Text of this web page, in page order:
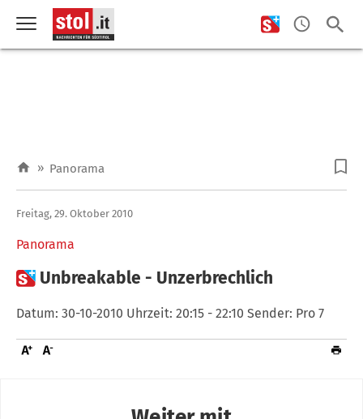
» Panorama
Panorama
Freitag, 29. Oktober 2010
 Unbreakable - Unzerbrechlich
Datum: 30-10-2010 Uhrzeit: 20:15 - 22:10 Sender: Pro 7